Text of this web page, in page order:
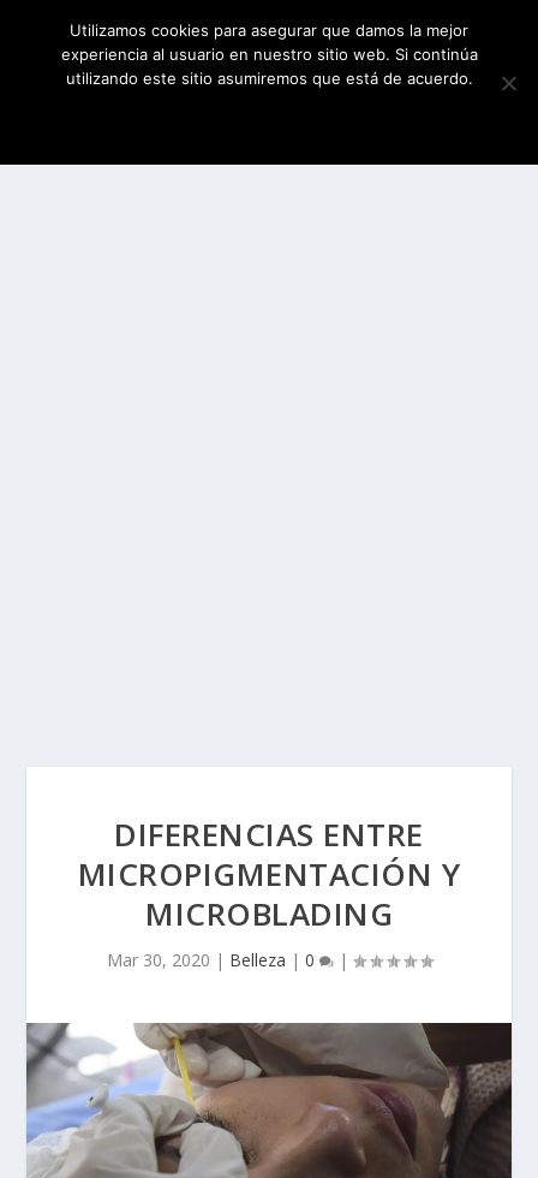
DIFERENCIAS ENTRE
MICROPIGMENTACIÓN Y
MICROBLADING
Mar 30, 2020 | Belleza | 0 |
Utilizamos cookies para asegurar que damos la mejor
experiencia al usuario en nuestro sitio web. Si continúa
utilizando este sitio asumiremos que está de acuerdo.